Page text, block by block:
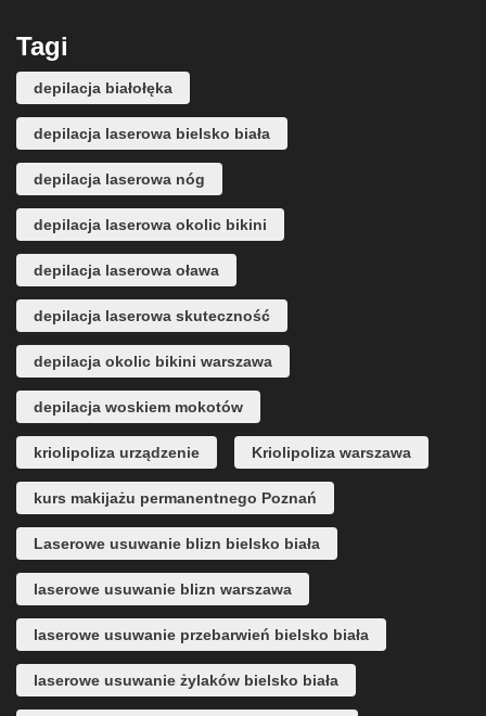
Tagi
depilacja białołęka
depilacja laserowa bielsko biała
depilacja laserowa nóg
depilacja laserowa okolic bikini
depilacja laserowa oława
depilacja laserowa skuteczność
depilacja okolic bikini warszawa
depilacja woskiem mokotów
kriolipoliza urządzenie Kriolipoliza warszawa
kurs makijażu permanentnego Poznań
Laserowe usuwanie blizn bielsko biała
laserowe usuwanie blizn warszawa
laserowe usuwanie przebarwień bielsko biała
laserowe usuwanie żylaków bielsko biała